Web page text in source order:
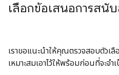
เลือกข้อเสนอการส
เราขอแนะนําให้คุณตรวจสอบตัวเ
เหมาะสมเอาไว้ให้พร้อมก่อนที่จะจำ